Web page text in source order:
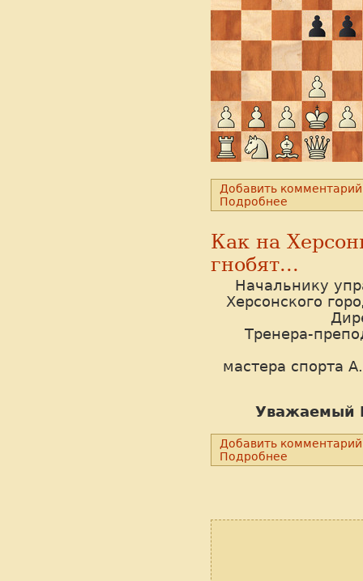
Добавить комментарий
Подробнее
Как на
гнобят...
Начальнику
Херсонского
Тренера-
мастера спорта
Уважаемый
Добавить комментарий
Подробнее